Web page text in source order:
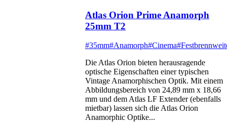
Atlas Orion Prime Anamorph
25mm T2
#35mm#Anamorph#Cinema
Die Atlas Orion bieten herausragende
optische Eigenschaften einer typischen
Vintage Anamorphischen Optik. Mit einem
Abbildungsbereich von 24,89 mm x 18,66
mm und dem Atlas LF Extender (ebenfalls
mietbar) lassen sich die Atlas Orion
Anamorphic Optike...